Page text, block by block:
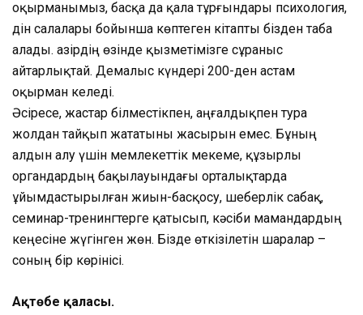
оқырманымыз, басқа да қала тұрғындары психология,
дін салалары бойынша көптеген кітапты бізден таба
алады. Қазірдің өзінде қызметімізге сұраныс
айтарлықтай. Демалыс күндері 200-ден астам
оқырман келеді.
Әсіресе, жастар білместікпен, аңғалдықпен тура
жолдан тайқып жататыны жасырын емес. Бұның
алдын алу үшін мемлекеттік мекеме, құзырлы
органдардың бақылауындағы орталықтарда
ұйымдастырылған жиын-басқосу, шеберлік сабақ,
семинар-тренингтерге қатысып, кәсіби мамандардың
кеңесіне жүгінген жөн. Бізде өткізілетін шаралар –
соның бір көрінісі.
Ақтөбе қаласы.